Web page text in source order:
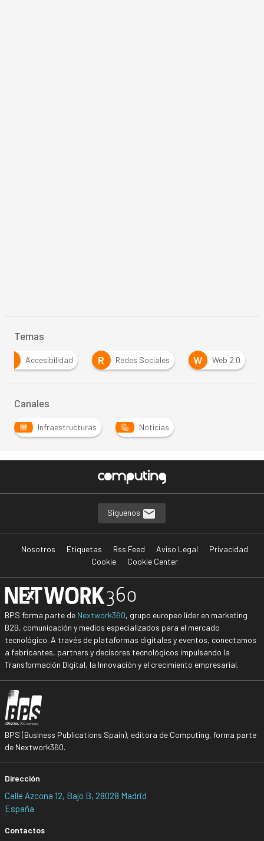
Temas
Accesibilidad R Redes Sociales W Web 2.0
Canales
Infraestructuras Noticias
Síguenos
Nosotros Etiquetas Rss Feed Aviso Legal
Privacidad
Cookie
Cookie Center
BPS forma parte de Nextwork360, grupo europeo líder en marketing
B2B, comunicación y medios especializados para el mercado
tecnológico. A través de plataformas digitales y eventos, conectamos
a fabricantes, partners y decisores tecnológicos impulsando la
Transformación Digital, la Innovación y el crecimiento empresarial.
BPS (Business Publications Spain), editora de Computing, forma parte
de Nextwork360.
Dirección
Calle Azcona 12, Bajo B, 28028 Madrid
España
Contactos